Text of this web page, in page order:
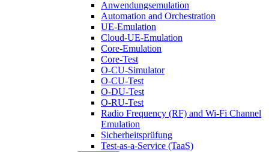
Anwendungsemulation
Automation and Orchestration
UE-Emulation
Cloud-UE-Emulation
Core-Emulation
Core-Test
O-CU-Simulator
O-CU-Test
O-DU-Test
O-RU-Test
Radio Frequency (RF) and Wi-Fi Channel
Emulation
Sicherheitsprüfung
Test-as-a-Service (TaaS)